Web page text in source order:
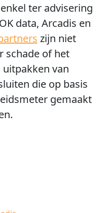
ter advisering
data, Arcadis en
zijn niet
schade of het
van
die op basis
gemaakt